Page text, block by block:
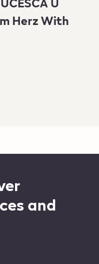
Herz With
and